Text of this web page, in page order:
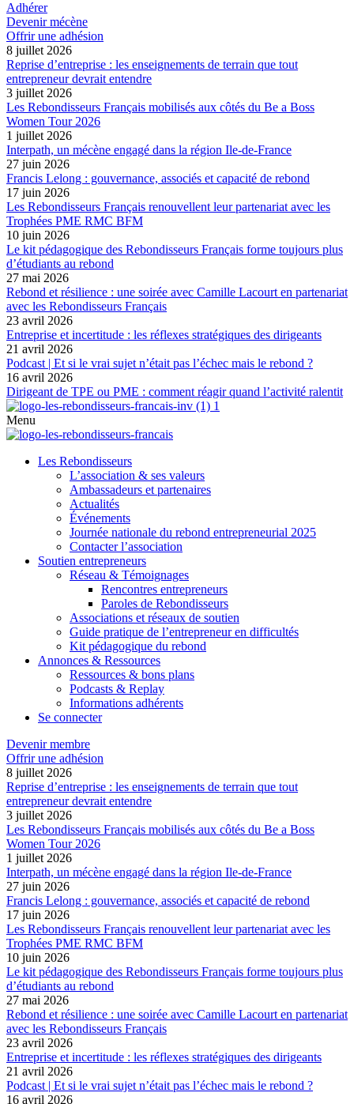
Adhérer
Devenir mécène
Offrir une adhésion
8 juillet 2026
Reprise d’entreprise : les enseignements de terrain que tout
entrepreneur devrait entendre
3 juillet 2026
Les Rebondisseurs Français mobilisés aux côtés du Be a Boss
Women Tour 2026
1 juillet 2026
Interpath, un mécène engagé dans la région Ile-de-France
27 juin 2026
Francis Lelong : gouvernance, associés et capacité de rebond
17 juin 2026
Les Rebondisseurs Français renouvellent leur partenariat avec les
Trophées PME RMC BFM
10 juin 2026
Le kit pédagogique des Rebondisseurs Français forme toujours plus
d’étudiants au rebond
27 mai 2026
Rebond et résilience : une soirée avec Camille Lacourt en partenariat
avec les Rebondisseurs Français
23 avril 2026
Entreprise et incertitude : les réflexes stratégiques des dirigeants
21 avril 2026
Podcast | Et si le vrai sujet n’était pas l’échec mais le rebond ?
16 avril 2026
Dirigeant de TPE ou PME : comment réagir quand l’activité ralentit
Menu
Les Rebondisseurs
L’association & ses valeurs
Ambassadeurs et partenaires
Actualités
Événements
Journée nationale du rebond entrepreneurial 2025
Contacter l’association
Soutien entrepreneurs
Réseau & Témoignages
Rencontres entrepreneurs
Paroles de Rebondisseurs
Associations et réseaux de soutien
Guide pratique de l’entrepreneur en difficultés
Kit pédagogique du rebond
Annonces & Ressources
Ressources & bons plans
Podcasts & Replay
Informations adhérents
Se connecter
Devenir membre
Offrir une adhésion
8 juillet 2026
Reprise d’entreprise : les enseignements de terrain que tout
entrepreneur devrait entendre
3 juillet 2026
Les Rebondisseurs Français mobilisés aux côtés du Be a Boss
Women Tour 2026
1 juillet 2026
Interpath, un mécène engagé dans la région Ile-de-France
27 juin 2026
Francis Lelong : gouvernance, associés et capacité de rebond
17 juin 2026
Les Rebondisseurs Français renouvellent leur partenariat avec les
Trophées PME RMC BFM
10 juin 2026
Le kit pédagogique des Rebondisseurs Français forme toujours plus
d’étudiants au rebond
27 mai 2026
Rebond et résilience : une soirée avec Camille Lacourt en partenariat
avec les Rebondisseurs Français
23 avril 2026
Entreprise et incertitude : les réflexes stratégiques des dirigeants
21 avril 2026
Podcast | Et si le vrai sujet n’était pas l’échec mais le rebond ?
16 avril 2026